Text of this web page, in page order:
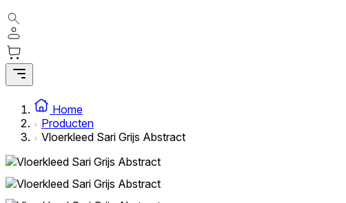
Home
Producten
Vloerkleed Sari Grijs Abstract